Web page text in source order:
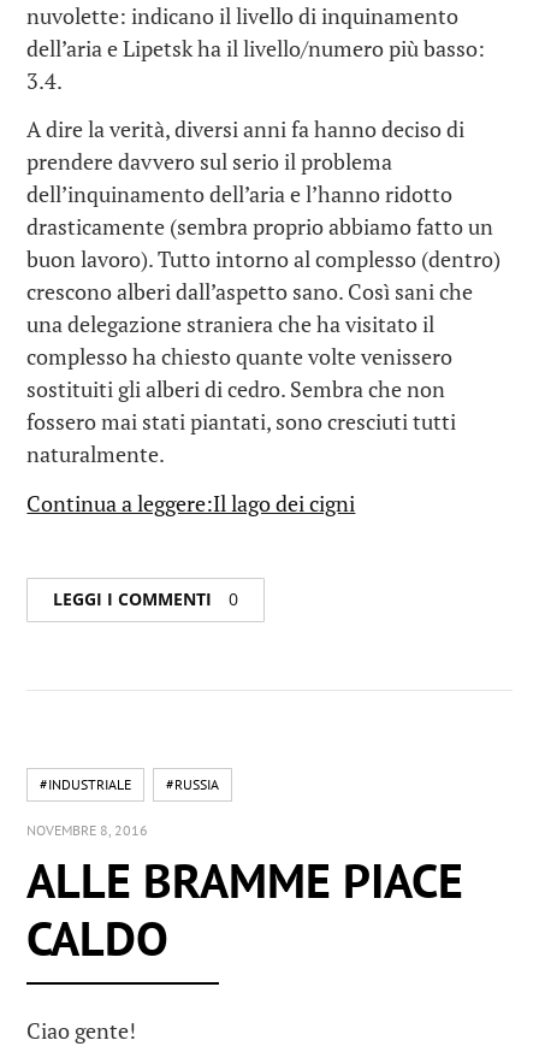
nuvolette: indicano il livello di inquinamento
dell’aria e Lipetsk ha il livello/numero più basso:
3.4.
A dire la verità, diversi anni fa hanno deciso di
prendere davvero sul serio il problema
dell’inquinamento dell’aria e l’hanno ridotto
drasticamente (sembra proprio abbiamo fatto un
buon lavoro). Tutto intorno al complesso (dentro)
crescono alberi dall’aspetto sano. Così sani che
una delegazione straniera che ha visitato il
complesso ha chiesto quante volte venissero
sostituiti gli alberi di cedro. Sembra che non
fossero mai stati piantati, sono cresciuti tutti
naturalmente.
Continua a leggere:Il lago dei cigni
LEGGI I COMMENTI 0
#INDUSTRIALE #RUSSIA
NOVEMBRE 8, 2016
ALLE BRAMME PIACE
CALDO
Ciao gente!